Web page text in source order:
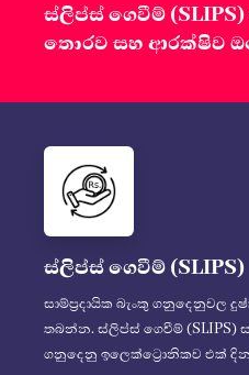
ස්ලිප්ස් ගෙවීම්
තොරව සහ ආරක්ෂිව
ස්ලිප්ස් ගෙවීම් (SLIPS)
සාම්ප්‍රදායික බැංකු ගනුදෙනුවල
තබන්න. ස්ලිප්ස් ගෙවීම් (SLIPS)
ගනුදෙනු ඉලෙක්ට්‍රොනිකව එක්